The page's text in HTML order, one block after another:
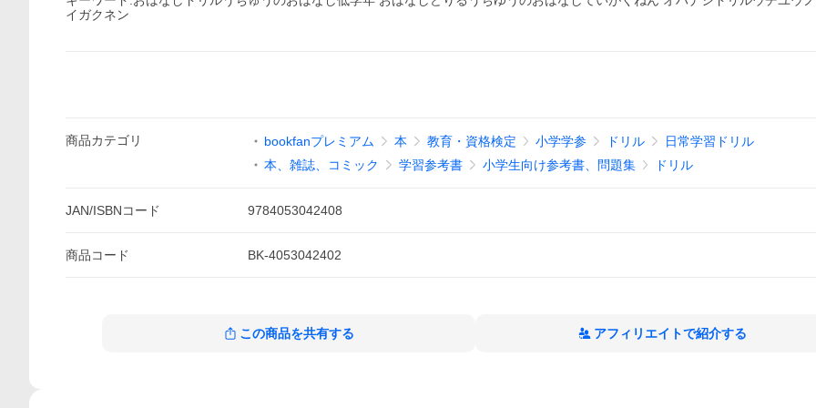
イガクネン
商品カテゴリ bookfanプレミアム 本 教育・資格検定 小学学参 ドリル
日常学習ドリル
本、雑誌、コミック
学習参考書 小学生向け参考書、問題集 ドリル
JAN/ISBNコード 9784053042408
商品コード BK-4053042402
この商品を共有する アフィリエイトで紹介する